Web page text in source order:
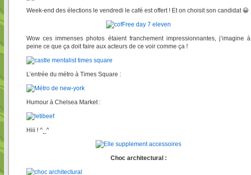
Week-end des élections le vendredi le café est offert ! Et on choisit son candidat 😀
Wow ces immenses photos étaient franchement impressionnantes, j’imagine à
peine ce que ça doit faire aux acteurs de ce voir comme ça !
L’entrée du métro à Times Square :
Humour à Chelsea Market :
Hiii ! ^_^
Choc architectural :